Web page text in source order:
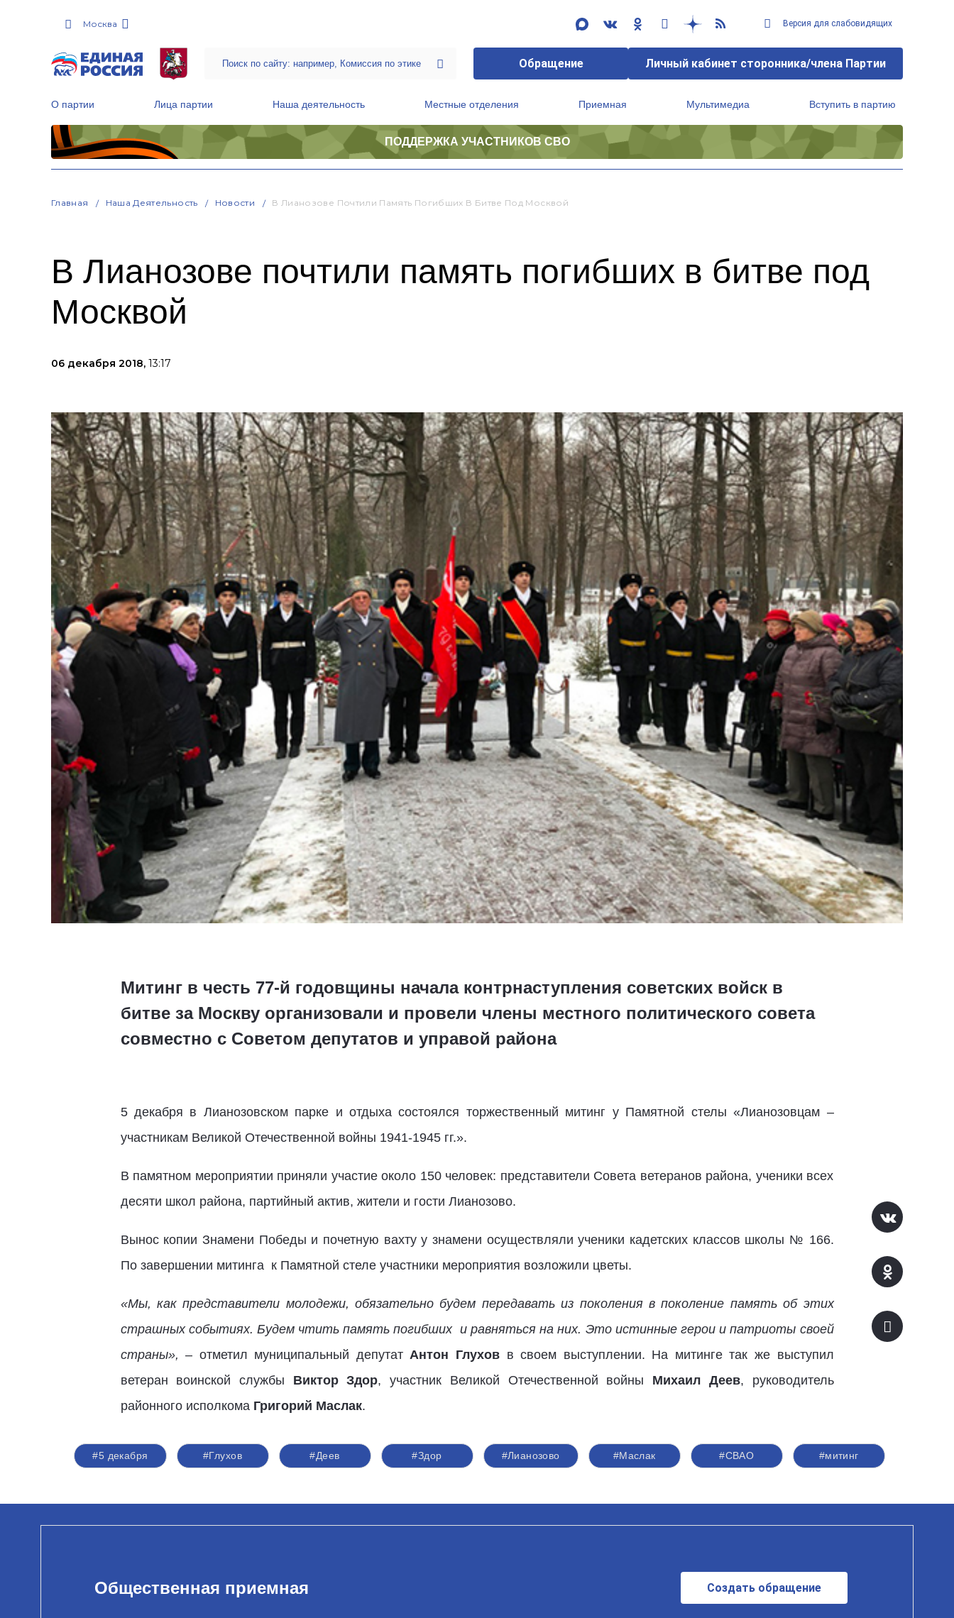
Москва Версия для слабовидящих
Обращение Личный кабинет сторонника/члена Партии
О партии Лица партии Наша деятельность Местные отделения Приемная Мультимедиа Вступить в партию
ПОДДЕРЖКА УЧАСТНИКОВ СВО
Главная Наша Деятельность Новости В Лианозове Почтили Память Погибших В Битве Под Москвой
В Лианозове почтили память погибших в битве под
Москвой
06 декабря 2018, 13:17
Митинг в честь 77-й годовщины начала контрнаступления советских войск в
битве за Москву организовали и провели члены местного политического совета
совместно с Советом депутатов и управой района
5 декабря в Лианозовском парке и отдыха состоялся торжественный митинг у Памятной стелы «Лианозовцам –
участникам Великой Отечественной войны 1941-1945 гг.».
В памятном мероприятии приняли участие около 150 человек: представители Совета ветеранов района, ученики всех
десяти школ района, партийный актив, жители и гости Лианозово.
Вынос копии Знамени Победы и почетную вахту у знамени осуществляли ученики кадетских классов школы № 166.
По завершении митинга к Памятной стеле участники мероприятия возложили цветы.
«Мы, как представители молодежи, обязательно будем передавать из поколения в поколение память об этих
страшных событиях. Будем чтить память погибших и равняться на них. Это истинные герои и патриоты своей
страны», – отметил муниципальный депутатАнтон Глуховв своем выступлении. На митинге так же выступил
ветеран воинской службы Виктор Здор, участник Великой Отечественной войны Михаил Деев, руководитель
районного исполкома Григорий Маслак.
#5 декабря #Глухов #Деев #Здор #Лианозово #Маслак #СВАО #митинг
Общественная приемная Создать обращение